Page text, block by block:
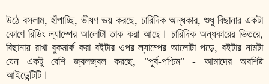
উঠে বসলাম, হাঁপাচ্ছি, ভীষণ ভয় করছে, চারিদিক অন্ধকার, শুধু বিছানার একটা
কোণে রিডিং ল্যাম্পের আলোটা তাক করা আছে। চারিদিক অন্ধকারের ভিতরে,
বিছানায় রাখা বুকমার্ক করা বইটার ওপর ল্যাম্পের আলোটা পড়ে, বইটার নামটা
যেন একটু বেশি জ্বলজ্বল করছে, "পূর্ব-পশ্চিম" - আমাদের অবশিষ্ট
আইডেন্টিটি।